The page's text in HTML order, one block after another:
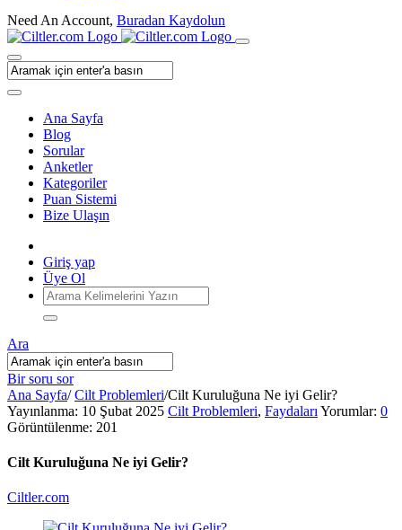
Need An Account, Buradan Kaydolun
Ana Sayfa
Blog
Sorular
Anketler
Kategoriler
Puan Sistemi
Bize Ulaşın
Giriş yap
Üye Ol
Ara
Bir soru sor
Ana Sayfa/ Cilt Problemleri/Cilt Kuruluğuna Ne iyi Gelir?
Ciltler.com
Latest
Articles
Yayınlanma: 10 Şubat 2025 Cilt Problemleri, Faydaları Yorumlar: 0
Görüntülenme: 201
Cilt Kuruluğuna Ne iyi Gelir?
Ciltler.com